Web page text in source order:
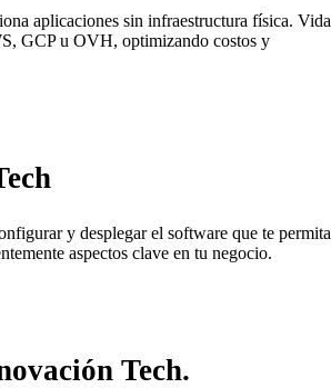
aplicaciones sin infraestructura física.
GCP u OVH, optimizando costos y
y desplegar el software que te permita
aspectos clave en tu negocio.
Tech.